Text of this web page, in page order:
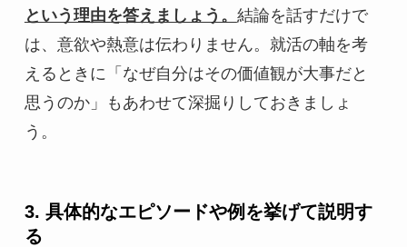
という理由を答えましょう。 結論を話すだけで
は、意欲や熱意は伝わりません。就活の軸を考
えるときに「なぜ自分はその価値観が大事だと
思うのか」もあわせて深掘りしておきましょ
う。
3. 具体的なエピソードや例を挙げて説明す
る